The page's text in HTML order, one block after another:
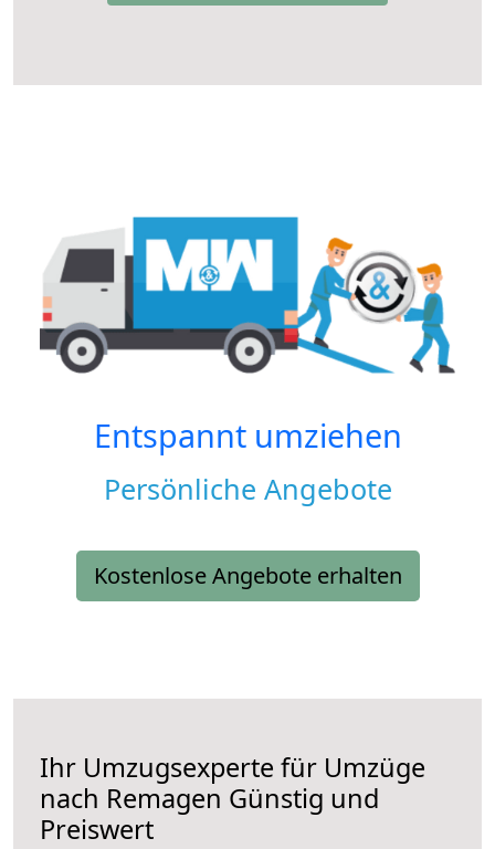
Entspannt umziehen
Persönliche Angebote
Kostenlose Angebote erhalten
Ihr Umzugsexperte für Umzüge
nach Remagen Günstig und
Preiswert